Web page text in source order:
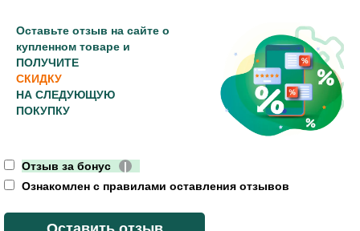
Оставьте отзыв на сайте о
купленном товаре и
ПОЛУЧИТЕ
СКИДКУ
НА СЛЕДУЮЩУЮ
ПОКУПКУ
Отзыв за бонус
|
Ознакомлен с правилами оставления отзывов